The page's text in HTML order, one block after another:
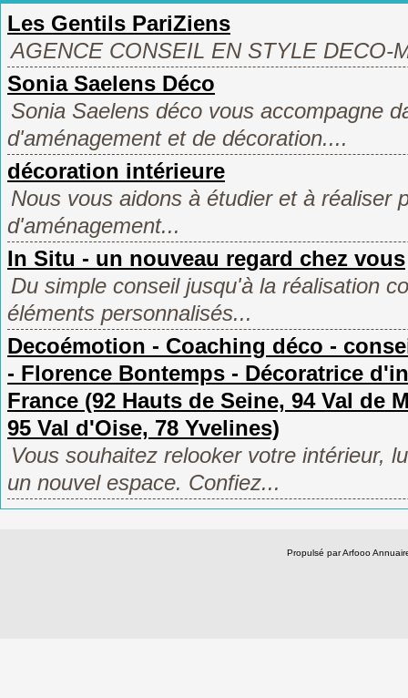
Les Gentils PariZiens
AGENCE CONSEIL EN STYLE DECO-
Sonia Saelens Déco
Sonia Saelens déco vous accompagne
d'aménagement et de décoration....
décoration intérieure
Nous vous aidons à étudier et à réaliser
d'aménagement...
In Situ - un nouveau regard chez vous
Du simple conseil jusqu'à la réalisation
éléments personnalisés...
Decoémotion - Coaching déco -
- Florence Bontemps - Décoratrice
France (92 Hauts de Seine, 94 Val de
95 Val d'Oise, 78 Yvelines)
Vous souhaitez relooker votre intérieur,
un nouvel espace. Confiez...
Propulsé par Arfooo